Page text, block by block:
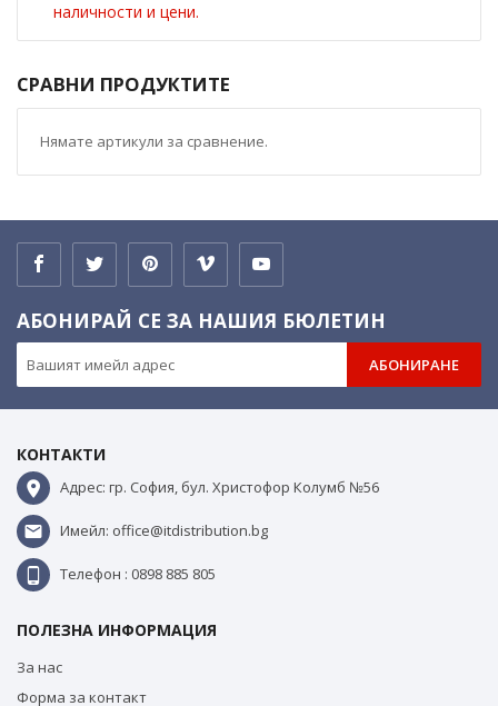
наличности и цени.
СРАВНИ ПРОДУКТИТЕ
Нямате артикули за сравнение.
АБОНИРАЙ СЕ ЗА НАШИЯ БЮЛЕТИН
АБОНИРАНЕ
КОНТАКТИ
Адрес: гр. София, бул. Христофор Колумб №56
Имейл: office@itdistribution.bg
Телефон : 0898 885 805
ПОЛЕЗНА ИНФОРМАЦИЯ
За нас
Форма за контакт